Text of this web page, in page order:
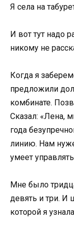
Я села на
И вот тут надо
никому не
Когда я
предложили
комбинате.
Сказал: «Лена,
года
линию. Нам
умеет
Мне было
девять и три. И
которой я